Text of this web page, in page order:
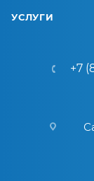
УСЛУГИ
+7